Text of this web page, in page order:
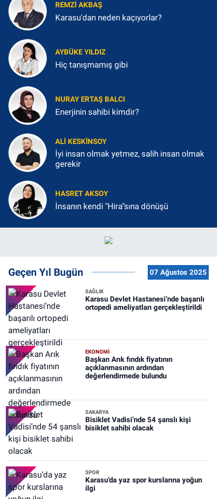
REMZI AKBAŞ
Karasu'dan neden kaçıyorlar?
AYBÜKE YILDIZ
Hiç tanışmamış gibi
NURAY ERTAŞ BALCI
Enerjinin sahibi kimdir?
ALI KESKINSOY
İyi insan olmak yetmez, salih insan olmak
gerekir
HASRET AKSOY
İnsanın kendi "Hira"sına dönüşü
Geçen Yıl Bugün 07 Ağustos 2025
SAĞLIK
Karasu Devlet Hastanesi’nde başarılı
ortopedi ameliyatları gerçekleştirildi
EKONOMİ
Başkan Arık fındık fiyatının
açıklanmasının ardından
değerlendirmede bulundu
SAKARYA
Bisiklet Vadisi’nde 54 şanslı kişi
bisiklet sahibi olacak
SPOR
Karasu’da yaz spor kurslarına yoğun
ilgi